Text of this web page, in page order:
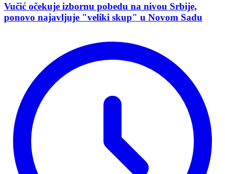
Vučić očekuje izbornu pobedu na nivou Srbije,
ponovo najavljuje "veliki skup" u Novom Sadu